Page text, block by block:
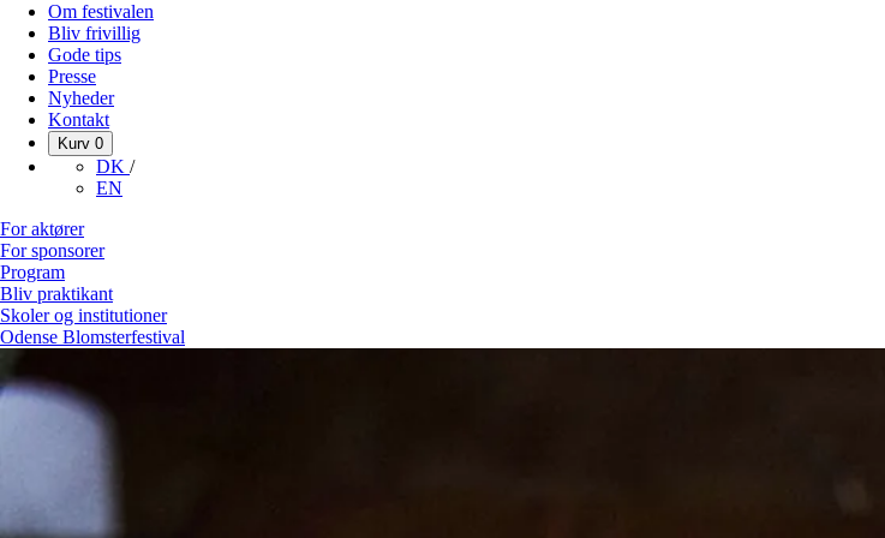
Om festivalen
Bliv frivillig
Gode tips
Presse
Nyheder
Kontakt
Kurv 0
DK /
EN
For aktører
For sponsorer
Program
Bliv praktikant
Skoler og institutioner
Odense Blomsterfestival